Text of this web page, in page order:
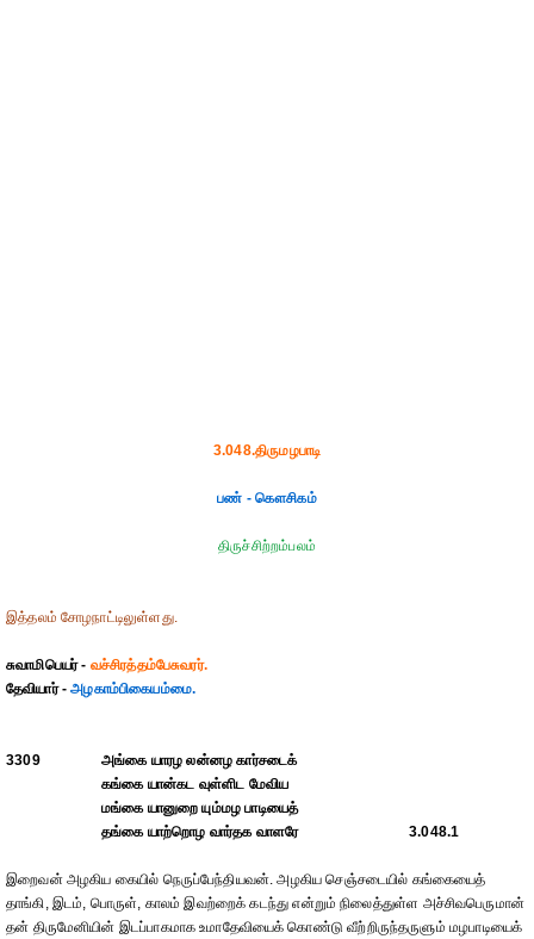
3.048.திருமழபாடி
பண் - கௌசிகம்
திருச்சிற்றம்பலம்
இத்தலம் சோழநாட்டிலுள்ளது.
சுவாமிபெயர் - வச்சிரத்தம்பேசுவரர்.
தேவியார் -அழகாம்பிகையம்மை.
3309
அங்கை யாரழ லன்னழ கார்சடைக்
கங்கை யான்கட வுள்ளிட மேவிய
மங்கை யானுறை யும்மழ பாடியைத்
தங்கை யாற்றொழ வார்தக வாளரே
3.048.1
இறைவன் அழகிய கையில் நெருப்பேந்தியவன். அழகிய செஞ்சடையில் கங்கையைத்
தாங்கி, இடம், பொருள், காலம் இவற்றைக் கடந்து என்றும் நிலைத்துள்ள அச்சிவபெருமான்
தன் திருமேனியின் இடப்பாகமாக உமாதேவியைக் கொண்டு வீற்றிருந்தருளும் மழபாடியைக்